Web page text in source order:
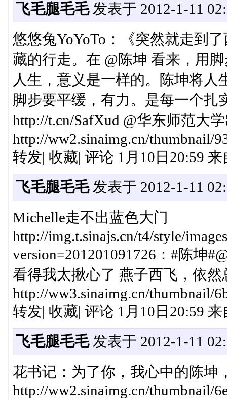
飞毛腿毛毛发表于 2012-1-11
悠悠兔YoYoTo：《突然就走到
藏的行走。在 @陈坤 看来，用
人生，意义是一样的。陈坤将人
脚步要平缓，有力。是每一个扎
http://t.cn/SafXud @华东师范大
http://ww2.sinaimg.cn/thumbnail/
转发| 收藏| 评论 1月10日20:59
飞毛腿毛毛发表于 2012-1-11
Michelle走不出蓝色大门
http://img.t.sinajs.cn/t4/style/
version=201201091726：#陈坤
看得我太揪心了 燕子西飞，依
http://ww3.sinaimg.cn/thumbnail/
转发| 收藏| 评论 1月10日20:59
飞毛腿毛毛发表于 2012-1-11
花书记：为了你，我心中的陈坤
http://ww2.sinaimg.cn/thumbnail/